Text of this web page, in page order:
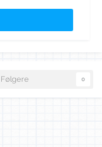
Følgere 0